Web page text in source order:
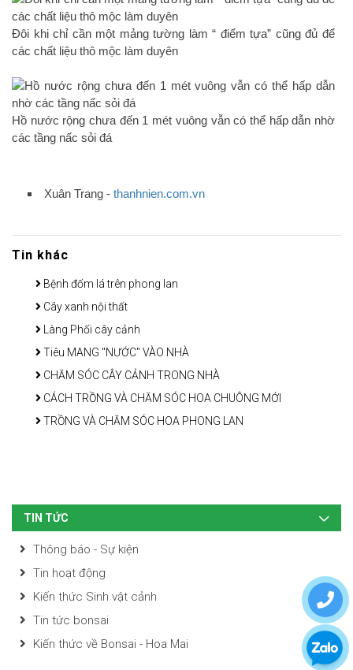
Đôi khi chỉ cần một mảng tường làm “ điểm tựa” cũng đủ để
các chất liệu thô mộc làm duyên
Hồ nước rộng chưa đến 1 mét vuông vẫn có thể hấp dẫn nhờ
các tầng nấc sỏi đá
Xuân Trang - thanhnien.com.vn
Tin khác
Bệnh đốm lá trên phong lan
Cây xanh nội thất
Làng Phối cây cảnh
Tiêu MANG "NƯỚC" VÀO NHÀ
CHĂM SÓC CÂY CẢNH TRONG NHÀ
CÁCH TRỒNG VÀ CHĂM SÓC HOA CHUÔNG MỚI
TRỒNG VÀ CHĂM SÓC HOA PHONG LAN
TIN TỨC
Thông báo - Sự kiện
Tin hoạt động
Kiến thức Sinh vật cảnh
Tin tức bonsai
Kiến thức về Bonsai - Hoa Mai